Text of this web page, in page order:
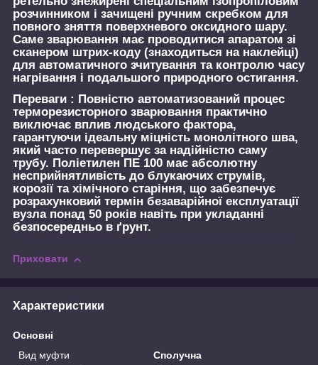
розчинником і зачищені ручним скребком для
повного зняття поверхневого оксидного шару.
Саме зварювання має проводитися апаратом зі
сканером штрих-коду (знаходиться на наклейці)
для автоматичного зчитування та контролю часу
нагрівання і подальшого природного остигання.
Переваги : Повністю автоматизований процес
терморезисторного зварювання практично
виключає вплив людського фактора,
гарантуючи ідеальну міцність монолітного шва,
який часто перевершує за надійністю саму
трубу. Поліетилен ПЕ 100 має абсолютну
несприйнятливість до блукаючих струмів,
корозії та хімічного старіння, що забезпечує
розрахунковий термін безаварійної експлуатації
вузла понад 50 років навіть при укладанні
безпосередньо в ґрунт.
Приховати
Характеристики
Основні
Вид муфти
Сполучна